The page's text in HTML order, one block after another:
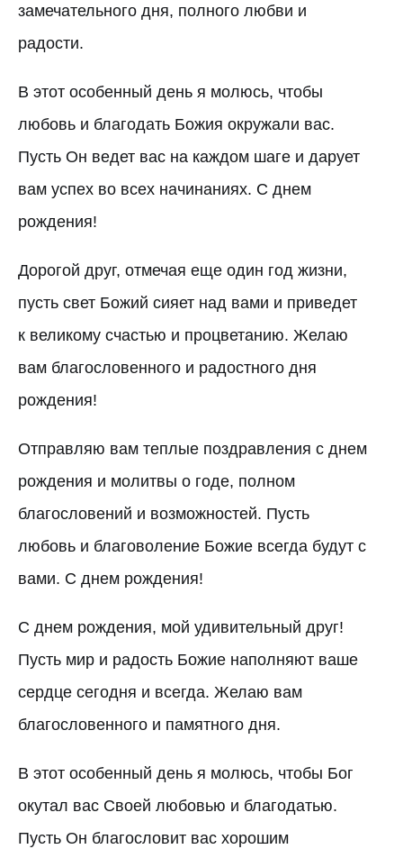
замечательного дня, полного любви и
радости.
В этот особенный день я молюсь, чтобы
любовь и благодать Божия окружали вас.
Пусть Он ведет вас на каждом шаге и дарует
вам успех во всех начинаниях. С днем
рождения!
Дорогой друг, отмечая еще один год жизни,
пусть свет Божий сияет над вами и приведет
к великому счастью и процветанию. Желаю
вам благословенного и радостного дня
рождения!
Отправляю вам теплые поздравления с днем
рождения и молитвы о годе, полном
благословений и возможностей. Пусть
любовь и благоволение Божие всегда будут с
вами. С днем рождения!
С днем рождения, мой удивительный друг!
Пусть мир и радость Божие наполняют ваше
сердце сегодня и всегда. Желаю вам
благословенного и памятного дня.
В этот особенный день я молюсь, чтобы Бог
окутал вас Своей любовью и благодатью.
Пусть Он благословит вас хорошим